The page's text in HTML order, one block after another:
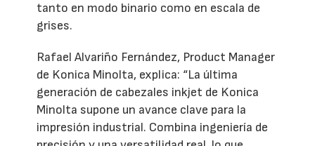
tanto en modo binario como en escala de
grises.
Rafael Alvariño Fernández, Product Manager
de Konica Minolta, explica: “La última
generación de cabezales inkjet de Konica
Minolta supone un avance clave para la
impresión industrial. Combina ingeniería de